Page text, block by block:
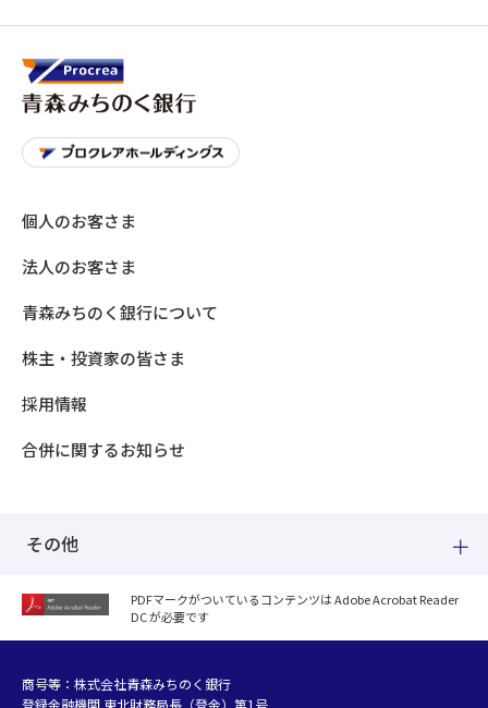
個人のお客さま
法人のお客さま
青森みちのく銀行について
株主・投資家の皆さま
採用情報
合併に関するお知らせ
その他
紛失した場合
個人データおよび法人情報に関するグループ共同利用について
PDFマークがついているコンテンツは Adobe Acrobat Reader
DC が必要です
商号等：株式会社青森みちのく銀行